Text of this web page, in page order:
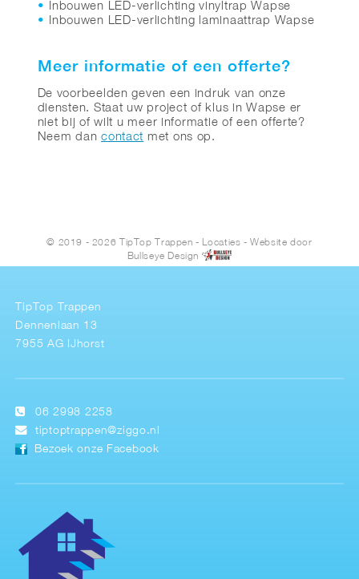
Inbouwen LED-verlichting vinyltrap Wapse
Inbouwen LED-verlichting laminaattrap Wapse
Meer informatie of een offerte?
De voorbeelden geven een indruk van onze
diensten. Staat uw project of klus in Wapse er
niet bij of wilt u meer informatie of een offerte?
Neem dancontact met ons op.
© 2019 - 2026 TipTop Trappen- Locaties - Website door
Bullseye Design
TipTop Trappen
Dennenlaan 13
7955 AG IJhorst
06 2998 2258
tiptoptrappen@ziggo.nl
Bezoek onze Facebook